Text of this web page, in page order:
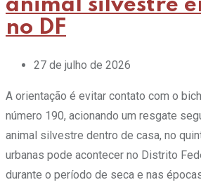
animal silvestre
no DF
27 de julho de 2026
A orientação é evitar contato com o
número 190, acionando um resgate
animal silvestre dentro de casa, no
urbanas pode acontecer no Distrito
durante o período de seca e nas